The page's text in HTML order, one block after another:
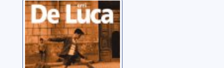
Trois chevaux:
roman
De Luca, Erri